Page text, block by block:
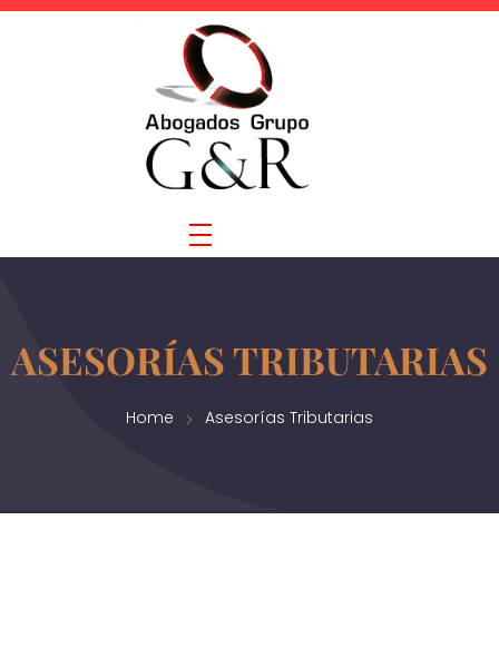
Home Asesorías Tributarias
ASESORÍAS TRIBUTARIAS